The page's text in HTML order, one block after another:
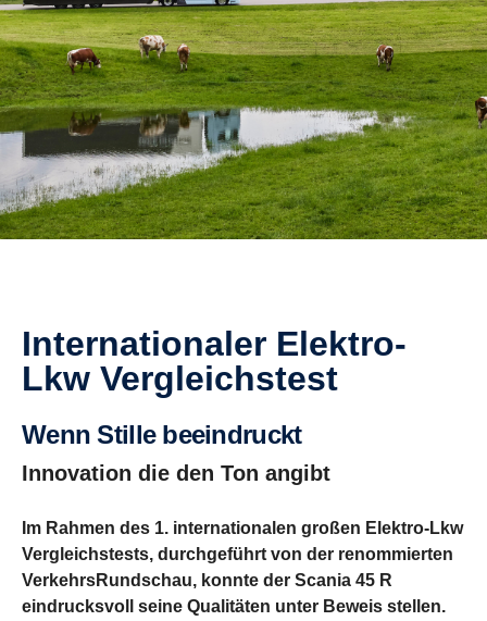
Inter­na­tio­naler Elektro-​
Lkw Vergleichs­test
Wenn Stille beein­druckt
Innovation die den Ton angibt
Im Rahmen des 1. internationalen großen Elektro-Lkw
Vergleichstests, durchgeführt von der renommierten
VerkehrsRundschau, konnte der Scania 45 R
eindrucksvoll seine Qualitäten unter Beweis stellen.